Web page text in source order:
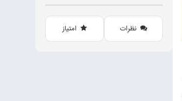
نظرات امتیاز